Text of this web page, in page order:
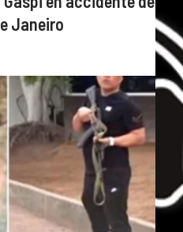
Janeiro